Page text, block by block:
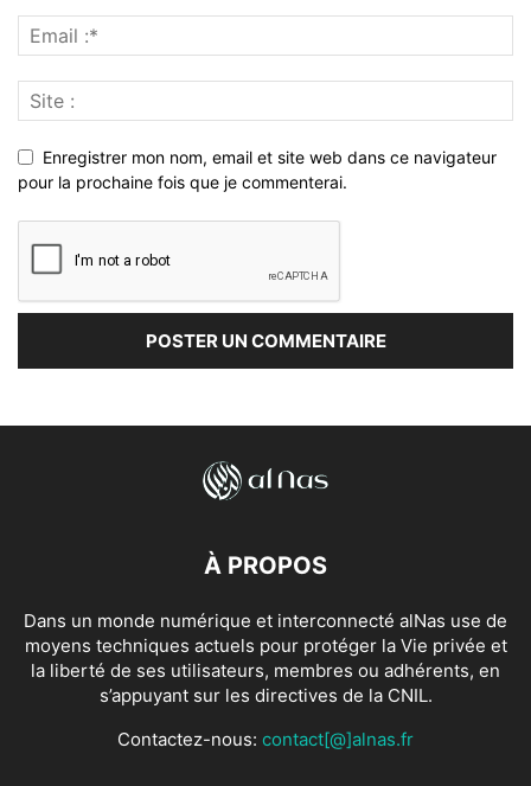
Enregistrer mon nom, email et site web dans ce navigateur
pour la prochaine fois que je commenterai.
À PROPOS
Dans un monde numérique et interconnecté alNas use de
moyens techniques actuels pour protéger la Vie privée et
la liberté de ses utilisateurs, membres ou adhérents, en
s’appuyant sur les directives de la CNIL.
Contactez-nous: contact[@]alnas.fr